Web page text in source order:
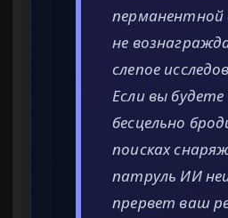
не
слепое
Если вы будете
бесцельно
поисках
патруль ИИ
прервет ваш